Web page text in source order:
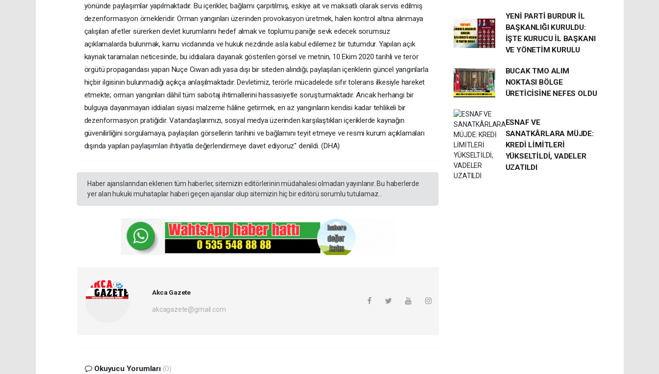
yönünde paylaşımlar yapılmaktadır. Bu içerikler, bağlamı çarpıtılmış, eskiye ait ve maksatlı olarak servis edilmiş
dezenformasyon örnekleridir. Orman yangınları üzerinden provokasyon üretmek, halen kontrol altına alınmaya
çalışılan afetler sürerken devlet kurumlarını hedef almak ve toplumu paniğe sevk edecek sorumsuz
açıklamalarda bulunmak, kamu vicdanında ve hukuk nezdinde asla kabul edilemez bir tutumdur. Yapılan açık
kaynak taramaları neticesinde, bu iddialara dayanak gösterilen görsel ve metnin, 10 Ekim 2020 tarihli ve terör
örgütü propagandası yapan Nuçe Ciwan adlı yasa dışı bir siteden alındığı; paylaşılan içeriklerin güncel yangınlarla
hiçbir ilgisinin bulunmadığı açıkça anlaşılmaktadır. Devletimiz, terörle mücadelede sıfır tolerans ilkesiyle hareket
etmekte; orman yangınları dâhil tüm sabotaj ihtimallerini hassasiyetle soruşturmaktadır. Ancak herhangi bir
bulguya dayanmayan iddiaları siyasi malzeme hâline getirmek, en az yangınların kendisi kadar tehlikeli bir
dezenformasyon pratiğidir. Vatandaşlarımızı, sosyal medya üzerinden karşılaştıkları içeriklerde kaynağın
güvenilirliğini sorgulamaya, paylaşılan görsellerin tarihini ve bağlamını teyit etmeye ve resmi kurum açıklamaları
dışında yapılan paylaşımları ihtiyatla değerlendirmeye davet ediyoruz" denildi. (DHA)
Haber ajanslarından eklenen tüm haberler, sitemizin editörlerinin müdahalesi olmadan yayınlanır. Bu haberlerde
yer alan hukuki muhataplar haberi geçen ajanslar olup sitemizin hiç bir editörü sorumlu tutulamaz...
Akca Gazete
akcagazete@gmail.com
Okuyucu Yorumları (0)
YENİ PARTİ BURDUR İL
BAŞKANLIĞI KURULDU:
İŞTE KURUCU İL BAŞKANI
VE YÖNETİM KURULU
BUCAK TMO ALIM
NOKTASI BÖLGE
ÜRETİCİSİNE NEFES OLDU
ESNAF VE
SANATKÂRLARA MÜJDE:
KREDİ LİMİTLERİ
YÜKSELTİLDİ, VADELER
UZATILDI